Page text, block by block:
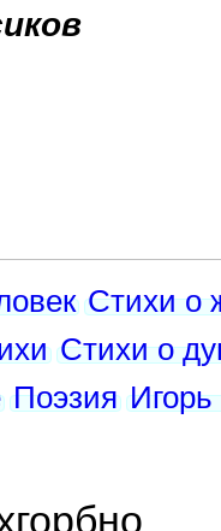
Стихи о
Стихи о
Поэзия